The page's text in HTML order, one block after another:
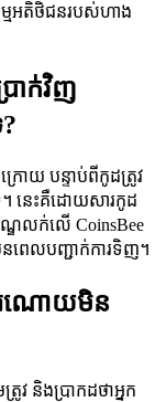
មអតិថិជនរបស់ហាង
ាក់វិញ
យ បន្ទាប់ពីកូដត្រូវ
។ នេះគឺដោយសារកូដ
ណ្ឌលក់លើ CoinsBee
នពេលបញ្ជាក់ការទិញ។
តអំណោយមិន
វ និងប្រាកដថាអ្នក